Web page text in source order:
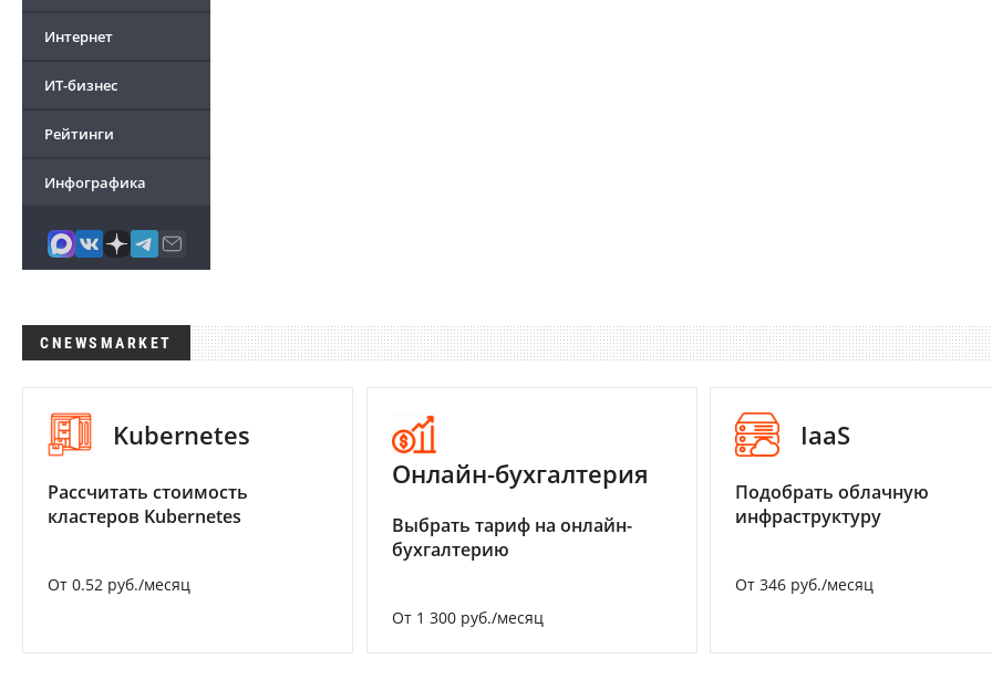
Интернет
ИТ-бизнес
Рейтинги
Инфографика
CNEWSMARKET
Kubernetes
Рассчитать стоимость
кластеров Kubernetes
От 0.52 руб./месяц
Онлайн-бухгалтерия
Выбрать тариф на онлайн-
бухгалтерию
От 1 300 руб./месяц
IaaS
Подобрать облачную
инфраструктуру
От 346 руб./месяц